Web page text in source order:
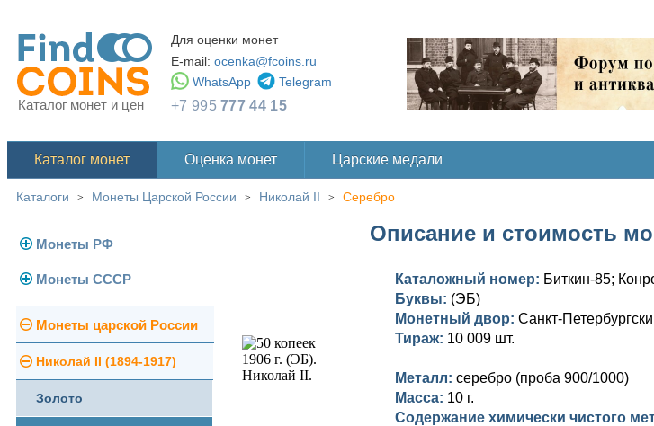
Каталог монет и цен
Для оценки монет
E-mail: ocenka@fcoins.ru
WhatsApp
Telegram
+7 995777 44 15
Каталог монет Оценка монет Царские медали
Каталоги > Монеты Царской России > Николай II > Серебро
Монеты РФ
Современная Россия
Монеты 1991-1993 гг.
Памятные и юбилейные
Монеты СССР
Погодовка СССР
Монеты 1958 года
Золотые червонцы
Монеты царской России
Николай II (1894-1917)
Золото
Описание и стоимость
Каталожный номер: Биткин-85;
Буквы: (ЭБ)
Монетный двор: Санкт-
Тираж: 10 009 шт.
Металл: серебро (проба 900/1000)
Масса: 10 г.
Содержание химически чистого